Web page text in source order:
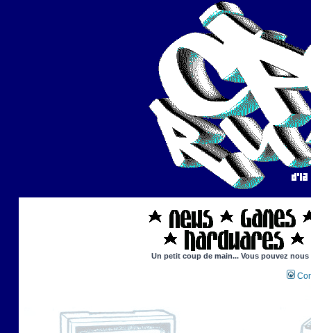
Un petit coup de main... Vous pouvez